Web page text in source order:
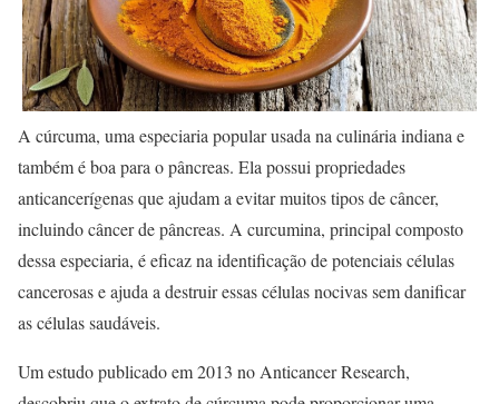
A cúrcuma, uma especiaria popular usada na culinária indiana e
também é boa para o pâncreas. Ela possui propriedades
anticancerígenas que ajudam a evitar muitos tipos de câncer,
incluindo câncer de pâncreas. A curcumina, principal composto
dessa especiaria, é eficaz na identificação de potenciais células
cancerosas e ajuda a destruir essas células nocivas sem danificar
as células saudáveis.
Um estudo publicado em 2013 no Anticancer Research,